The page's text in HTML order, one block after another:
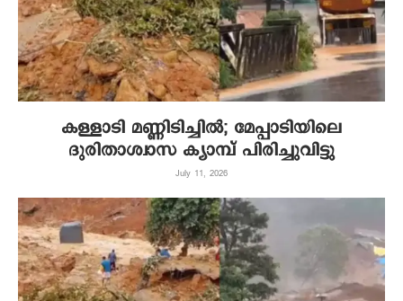
കള്ളാടി മണ്ണിടിച്ചിൽ; മേപ്പാടിയിലെ
ദുരിതാശ്വാസ ക്യാമ്പ് പിരിച്ചുവിട്ടു
July 11, 2026